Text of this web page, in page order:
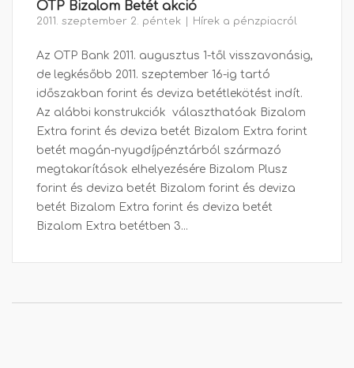
OTP Bizalom Betét akció
2011. szeptember 2. péntek Hírek a pénzpiacról
Az OTP Bank 2011. augusztus 1-től visszavonásig,
de legkésőbb 2011. szeptember 16-ig tartó
időszakban forint és deviza betétlekötést indít.
Az alábbi konstrukciók választhatóak Bizalom
Extra forint és deviza betét Bizalom Extra forint
betét magán-nyugdíjpénztárból származó
megtakarítások elhelyezésére Bizalom Plusz
forint és deviza betét Bizalom forint és deviza
betét Bizalom Extra forint és deviza betét
Bizalom Extra betétben 3...